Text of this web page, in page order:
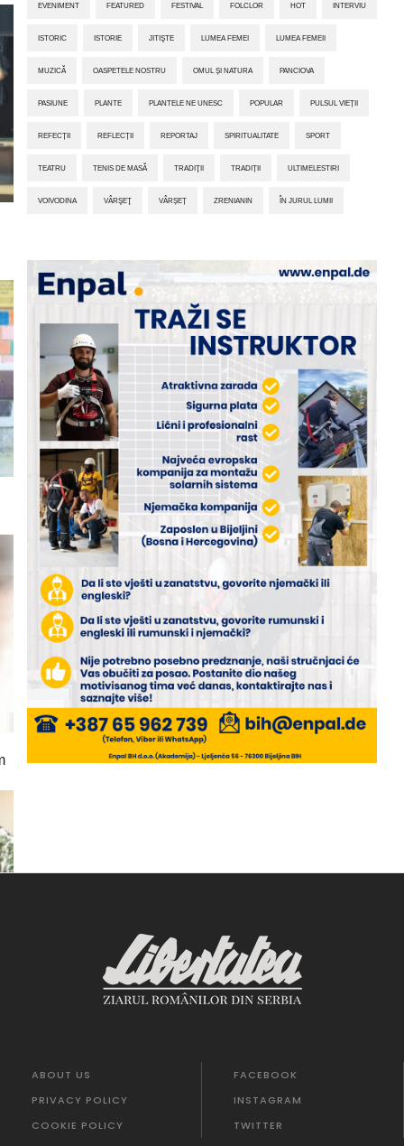
EVENIMENT FEATURED FESTIVAL FOLCLOR HOT INTERVIU
ISTORIC ISTORIE JITIŞTE LUMEA FEMEI LUMEA FEMEII
MUZICĂ OASPETELE NOSTRU OMUL ȘI NATURA PANCIOVA
PASIUNE PLANTE PLANTELE NE UNESC POPULAR PULSUL VIEȚII
REFECȚII REFLECȚII REPORTAJ SPIRITUALITATE SPORT
TEATRU TENIS DE MASĂ TRADIŢII TRADIȚII ULTIMELESTIRI
VOIVODINA VÂRŞEŢ VÂRȘEȚ ZRENIANIN ÎN JURUL LUMII
ABOUT US
PRIVACY POLICY
COOKIE POLICY
FACEBOOK
INSTAGRAM
TWITTER